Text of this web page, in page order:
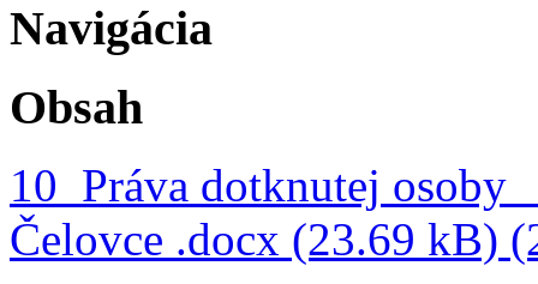
Navigácia
Obsah
10_Práva dotknutej
Čelovce .docx (23.69 kB)